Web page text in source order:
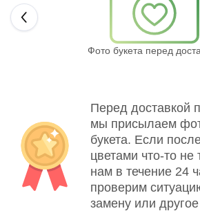
Фото букета перед
Перед доставкой
мы присылаем
букета. Если
цветами что-то не
нам в течение 24
проверим
замену или